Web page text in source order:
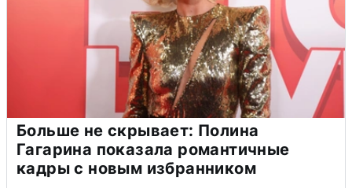
Больше не скрывает: Полина
Гагарина показала романтичные
кадры с новым избранником